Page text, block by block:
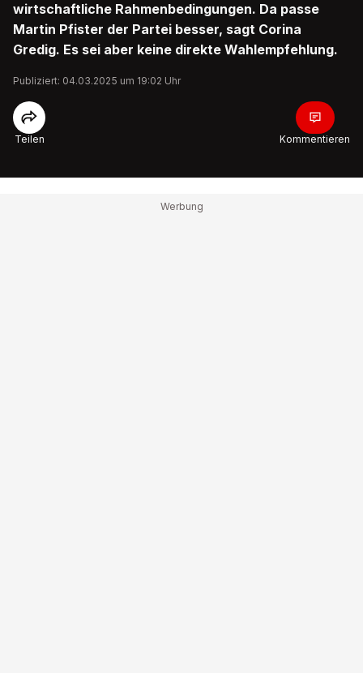
wirtschaftliche Rahmenbedingungen. Da passe
Martin Pfister der Partei besser, sagt Corina
Gredig. Es sei aber keine direkte Wahlempfehlung.
Publiziert: 04.03.2025 um 19:02 Uhr
Teilen Kommentieren